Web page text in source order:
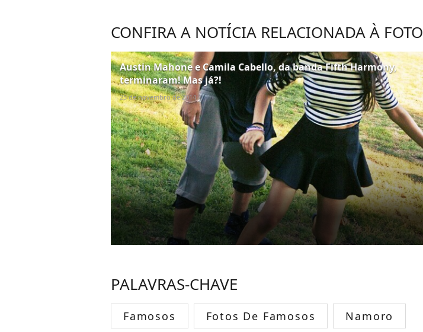
CONFIRA A NOTÍCIA RELACIONADA À FOTO
Austin Mahone e Camila Cabello, da banda Fifth Harmony,
terminaram! Mas já?!
25 de novembro de 2014
PALAVRAS-CHAVE
Famosos Fotos De Famosos Namoro